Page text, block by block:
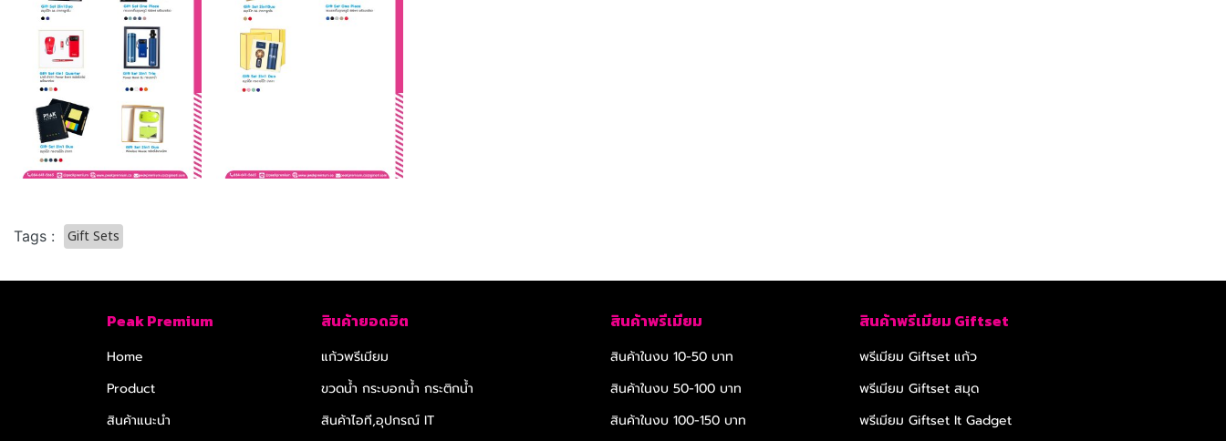
Tags : Gift Sets
Peak Premium
Home
Product
สินค้าแนะนำ
สินค้ายอดฮิต
แก้วพรีเมียม
ขวดน้ำ กระบอกน้ำ กระติกน้ำ
สินค้าไอที,อุปกรณ์ IT
สินค้าพรีเมียม
สินค้าในงบ 10-50 บาท
สินค้าในงบ 50-100 บาท
สินค้าในงบ 100-150 บาท
สินค้าพรีเมียม Giftset
พรีเมียม Giftset แก้ว
พรีเมียม Giftset สมุด
พรีเมียม Giftset It Gadget